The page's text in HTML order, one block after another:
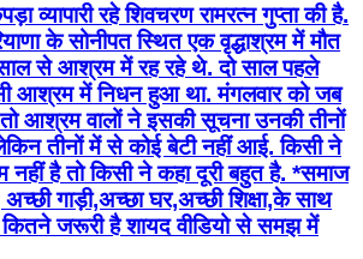
व्यापारी रहे शिवचरण रामरत्न गुप्ता की है.
के सोनीपत स्थित एक वृद्धाश्रम में मौत
से आश्रम में रह रहे थे. दो साल पहले
आश्रम में निधन हुआ था. मंगलवार को जब
आश्रम वालों ने इसकी सूचना उनकी तीनों
तीनों में से कोई बेटी नहीं आई. किसी ने
है तो किसी ने कहा दूरी बहुत है. *समाज
गाड़ी,अच्छा घर,अच्छी शिक्षा,के साथ
जरूरी है शायद वीडियो से समझ में